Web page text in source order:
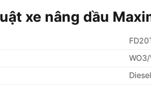
xe nâng dầu
Diesel